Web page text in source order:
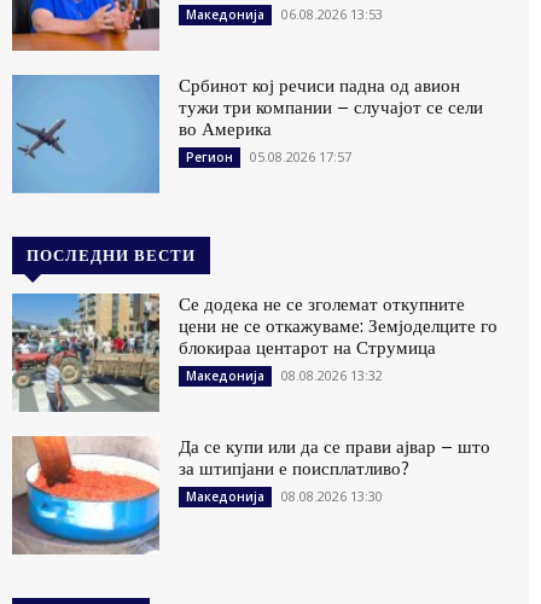
Македонија 06.08.2026 13:53
Србинот кој речиси падна од авион
тужи три компании – случајот се сели
во Америка
Регион 05.08.2026 17:57
ПОСЛЕДНИ ВЕСТИ
Се додека не се зголемат откупните
цени не се откажуваме: Земјоделците го
блокираа центарот на Струмица
Македонија 08.08.2026 13:32
Да се купи или да се прави ајвар – што
за штипјани е поисплатливо?
Македонија 08.08.2026 13:30